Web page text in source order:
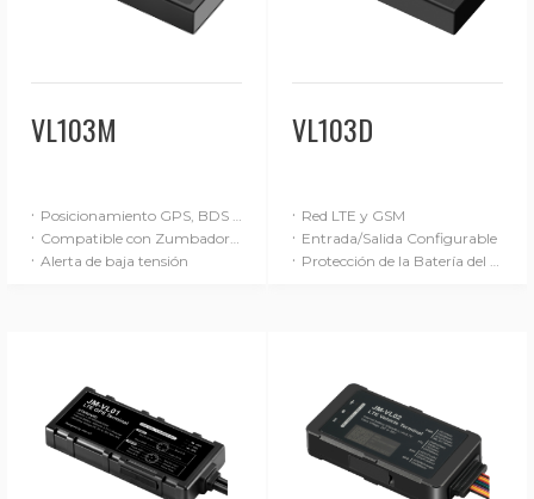
VL103M
· Posicionamiento GPS, BDS y LBS
· Compatible con Zumbador/Horn externo
· Alerta de baja tensión
VL103D
· Red LTE y GSM
· Entrada/Salida Configurable
· Protección de la Batería del Coche